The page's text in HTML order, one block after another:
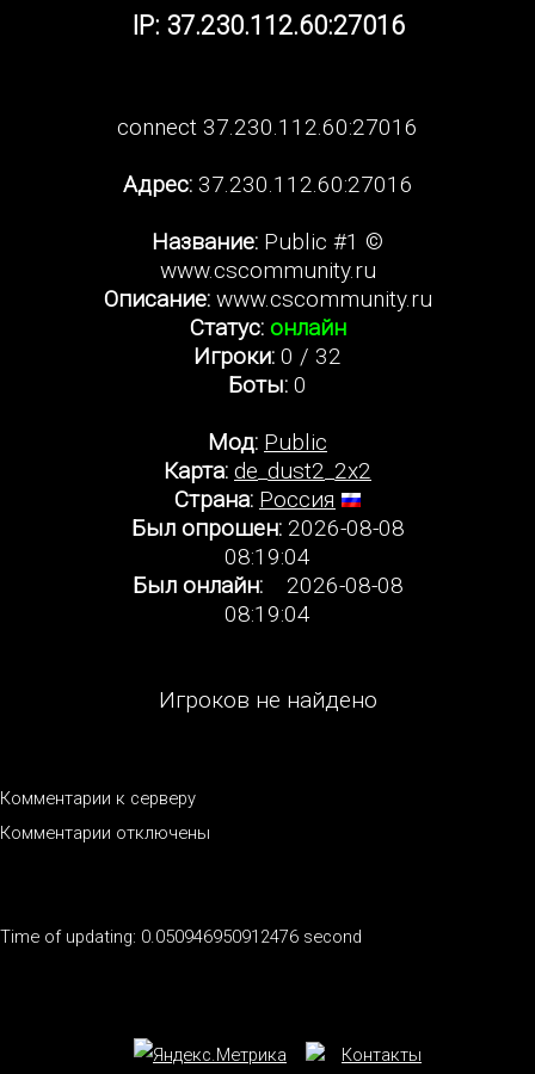
IP: 37.230.112.60:27016
connect 37.230.112.60:27016
Адрес: 37.230.112.60:27016
Название: Public #1 ©
www.cscommunity.ru
Описание:www.cscommunity.ru
Статус: онлайн
Игроки: 0 / 32
Боты: 0
Мод: Public
Карта: de_dust2_2x2
Страна: Россия
Был опрошен:2026-08-08
08:19:04
Был онлайн:2026-08-08
08:19:04
Игроков не найдено
Комментарии к серверу
Комментарии отключены
Time of updating: 0.050946950912476 second
Контакты